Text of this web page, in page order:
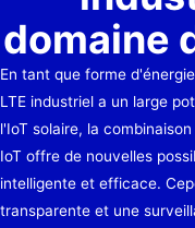
domaine
En tant que forme
LTE industriel a un large
l'IoT solaire, la
IoT offre de nouvelles
intelligente et efficace.
transparente et une